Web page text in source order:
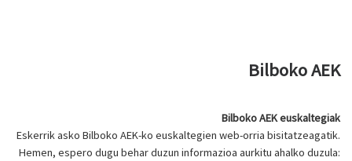
Bilboko AEK
Bilboko AEK euskaltegiak
Eskerrik asko Bilboko AEK-ko euskaltegien web-orria bisitatzeagatik.
Hemen, espero dugu behar duzun informazioa aurkitu ahalko duzula: